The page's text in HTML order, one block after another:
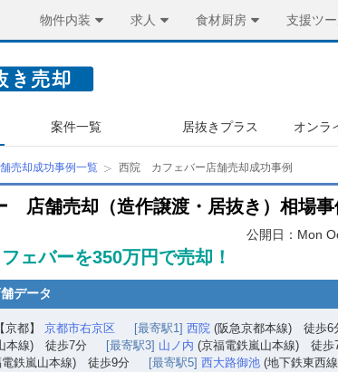
物件内装 求人 食材厨房 支援ツ
案件一覧 居抜きプラス オンラ
売却成功事例一覧 西院 カフェバー店舗売却成功事例
店舗売却（造作譲渡・居抜き）相場事
公開日：Mon
ェバーを350万円で売却！
データ
【京都】 京都市右京区 [最寄駅1] 西院 (阪急京都本線) 徒歩6
本線) 徒歩7分
[最寄駅3] 山ノ内 (京福電鉄嵐山本線) 徒歩
電鉄嵐山本線) 徒歩9分 [最寄駅5] 西大路御池 (地下鉄東西